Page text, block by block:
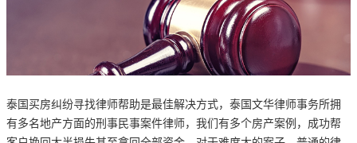
泰国买房纠纷寻找律师帮助是最佳解决方式，泰国文华律师事务所拥
有多名地产方面的刑事民事案件律师，我们有多个房产案例，成功帮